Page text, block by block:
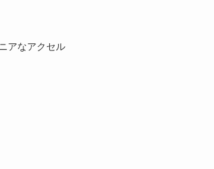
アなアクセル